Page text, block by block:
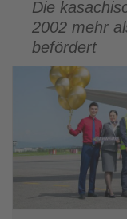
los
Die
2002 mehr
befördert